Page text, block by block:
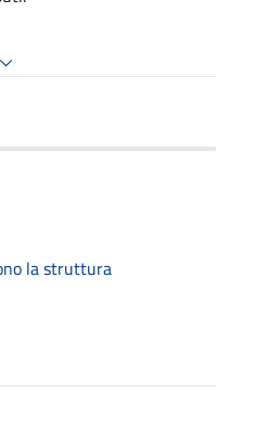
la struttura